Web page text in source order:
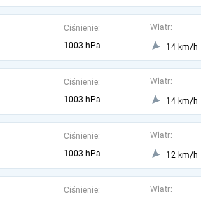
Ciśnienie:
1003 hPa
Wiatr:
14 km/h
Ciśnienie:
1003 hPa
Wiatr:
14 km/h
Ciśnienie:
1003 hPa
Wiatr:
12 km/h
Ciśnienie:
Wiatr: